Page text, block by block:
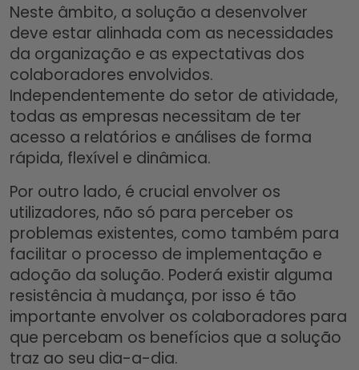
Neste âmbito, a solução a desenvolver
deve estar alinhada com as necessidades
da organização e as expectativas dos
colaboradores envolvidos.
Independentemente do setor de atividade,
todas as empresas necessitam de ter
acesso a relatórios e análises de forma
rápida, flexível e dinâmica.
Por outro lado, é crucial envolver os
utilizadores, não só para perceber os
problemas existentes, como também para
facilitar o processo de implementação e
adoção da solução. Poderá existir alguma
resistência à mudança, por isso é tão
importante envolver os colaboradores para
que percebam os benefícios que a solução
traz ao seu dia-a-dia.